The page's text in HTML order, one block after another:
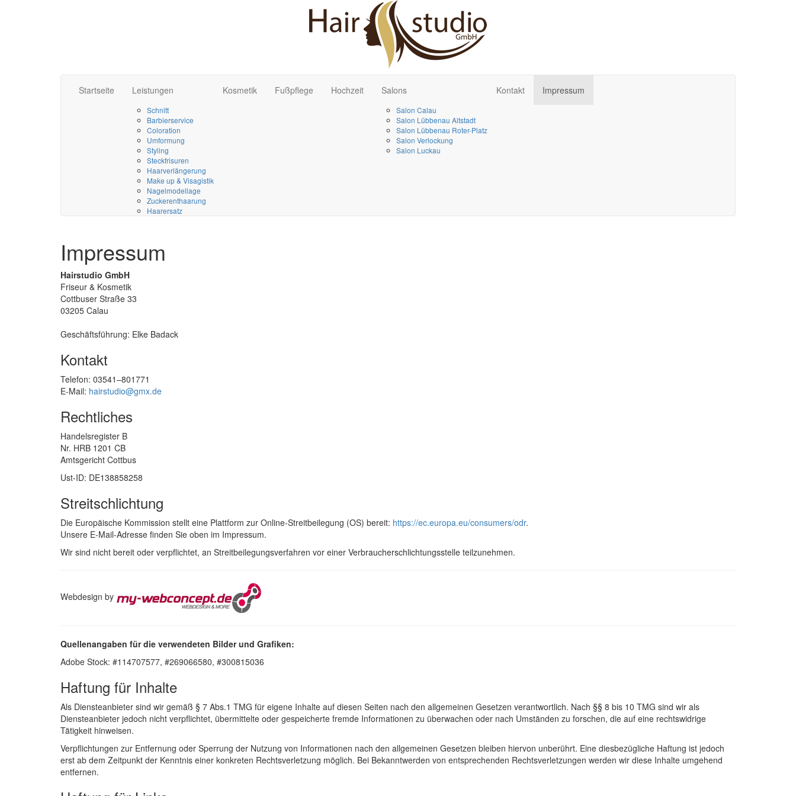
Startseite Leistungen
Schnitt
Barbierservice
Coloration
Umformung
Styling
Steckfrisuren
Haarverlängerung
Make up & Visagistik
Nagelmodellage
Zuckerenthaarung
Haarersatz
Kosmetik Fußpflege Hochzeit Salons
Salon Calau
Salon Lübbenau Altstadt
Salon Lübbenau Roter-Platz
Salon Verlockung
Salon Luckau
Kontakt Impressum
Impressum
Hairstudio GmbH
Friseur & Kosmetik
Cottbuser Straße 33
03205 Calau
Geschäftsführung: Elke Badack
Kontakt
Telefon: 03541–801771
E-Mail: hairstudio@gmx.de
Rechtliches
Handelsregister B
Nr. HRB 1201 CB
Amtsgericht Cottbus
Ust-ID: DE138858258
Streitschlichtung
Die Europäische Kommission stellt eine Plattform zur Online-Streitbeilegung (OS) bereit: https://ec.europa.eu/consumers/odr.
Unsere E-Mail-Adresse finden Sie oben im Impressum.
Wir sind nicht bereit oder verpflichtet, an Streitbeilegungsverfahren vor einer Verbraucherschlichtungsstelle teilzunehmen.
Webdesign by
Quellenangaben für die verwendeten Bilder und Grafiken:
Adobe Stock: #114707577, #269066580, #300815036
Haftung für Inhalte
Als Diensteanbieter sind wir gemäß § 7 Abs.1 TMG für eigene Inhalte auf diesen Seiten nach den allgemeinen Gesetzen verantwortlich. Nach §§ 8 bis 10 TMG sind wir als
Diensteanbieter jedoch nicht verpflichtet, übermittelte oder gespeicherte fremde Informationen zu überwachen oder nach Umständen zu forschen, die auf eine rechtswidrige
Tätigkeit hinweisen.
Verpflichtungen zur Entfernung oder Sperrung der Nutzung von Informationen nach den allgemeinen Gesetzen bleiben hiervon unberührt. Eine diesbezügliche Haftung ist jedoch
erst ab dem Zeitpunkt der Kenntnis einer konkreten Rechtsverletzung möglich. Bei Bekanntwerden von entsprechenden Rechtsverletzungen werden wir diese Inhalte umgehend
entfernen.